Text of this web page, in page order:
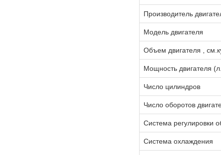
Производитель
Модель двигателя
Объем двигателя ,
Мощность двигателя
Число цилиндров
Число оборотов
Система регулировки
Система охлаждения